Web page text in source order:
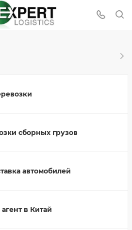
сборных грузов
автомобилей
в Китай